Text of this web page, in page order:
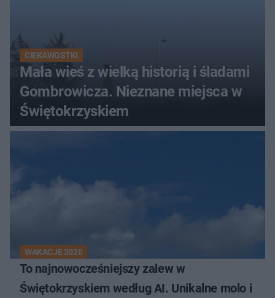
CIEKAWOSTKI
Mała wieś z wielką historią i śladami
Gombrowicza. Nieznane miejsca w
Świętokrzyskiem
WAKACJE 2026
To najnowocześniejszy zalew w
Świętokrzyskiem według AI. Unikalne molo i